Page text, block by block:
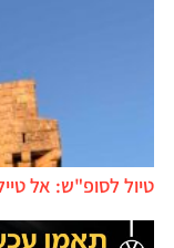
לסופ"ש: אל